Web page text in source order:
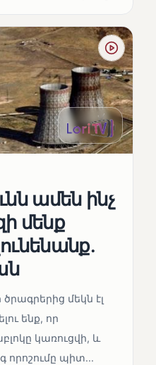
ամեն ինչ
մենք
մեկն էլ
ենք, որ
կառուցվի, և
որոշումը պիտ...